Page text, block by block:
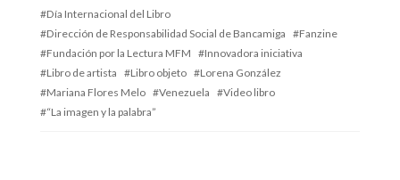
Día Internacional del Libro
Dirección de Responsabilidad Social de Bancamiga
Fanzine
Fundación por la Lectura MFM
Innovadora iniciativa
Libro de artista
Libro objeto
Lorena González
Mariana Flores Melo
Venezuela
Video libro
“La imagen y la palabra”